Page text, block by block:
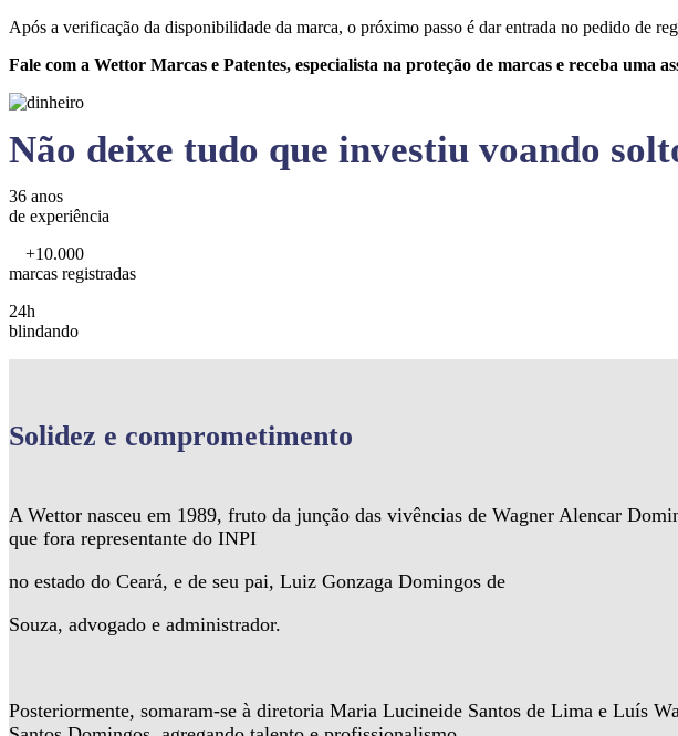
Após a verificação da disponibilidade da marca, o próximo passo é dar entrada no pedido de
Fale com a Wettor Marcas e Patentes, especialista na proteção de marcas e receba uma
Não deixe tudo que investiu voando
36 anos
de experiência
+10.000
marcas registradas
24h
blindando
Solidez e comprometimento
A Wettor nasceu em 1989, fruto da junção das vivências de Wagner Alencar
que fora representante do INPI
no estado do Ceará, e de seu pai, Luiz Gonzaga Domingos de
Souza, advogado e administrador.
Posteriormente, somaram-se à diretoria Maria Lucineide Santos de Lima e Luís